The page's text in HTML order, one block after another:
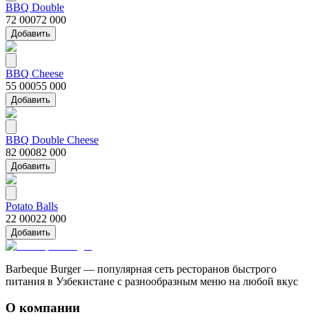
BBQ Double
72 00072 000
Добавить
BBQ Cheese
55 00055 000
Добавить
BBQ Double Cheese
82 00082 000
Добавить
Potato Balls
22 00022 000
Добавить
Barbeque Burger — популярная сеть ресторанов быстрого
питания в Узбекистане с разнообразным меню на любой вкус
О компании